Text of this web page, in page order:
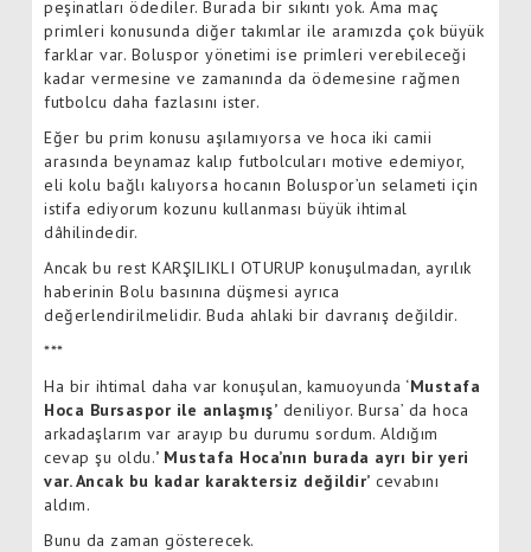
peşinatları ödediler. Burada bir sıkıntı yok. Ama maç
primleri konusunda diğer takımlar ile aramızda çok büyük
farklar var. Boluspor yönetimi ise primleri verebileceği
kadar vermesine ve zamanında da ödemesine rağmen
futbolcu daha fazlasını ister.
Eğer bu prim konusu aşılamıyorsa ve hoca iki camii
arasında beynamaz kalıp futbolcuları motive edemiyor,
eli kolu bağlı kalıyorsa hocanın Boluspor’un selameti için
istifa ediyorum kozunu kullanması büyük ihtimal
dâhilindedir.
Ancak bu rest KARŞILIKLI OTURUP konuşulmadan, ayrılık
haberinin Bolu basınına düşmesi ayrıca
değerlendirilmelidir. Buda ahlaki bir davranış değildir.
***
Ha bir ihtimal daha var konuşulan, kamuoyunda ‘Mustafa
Hoca Bursaspor ile anlaşmış’ deniliyor. Bursa’ da hoca
arkadaşlarım var arayıp bu durumu sordum. Aldığım
cevap şu oldu.’ Mustafa Hoca’nın burada ayrı bir yeri
var. Ancak bu kadar karaktersiz değildir’ cevabını
aldım.
Bunu da zaman gösterecek.